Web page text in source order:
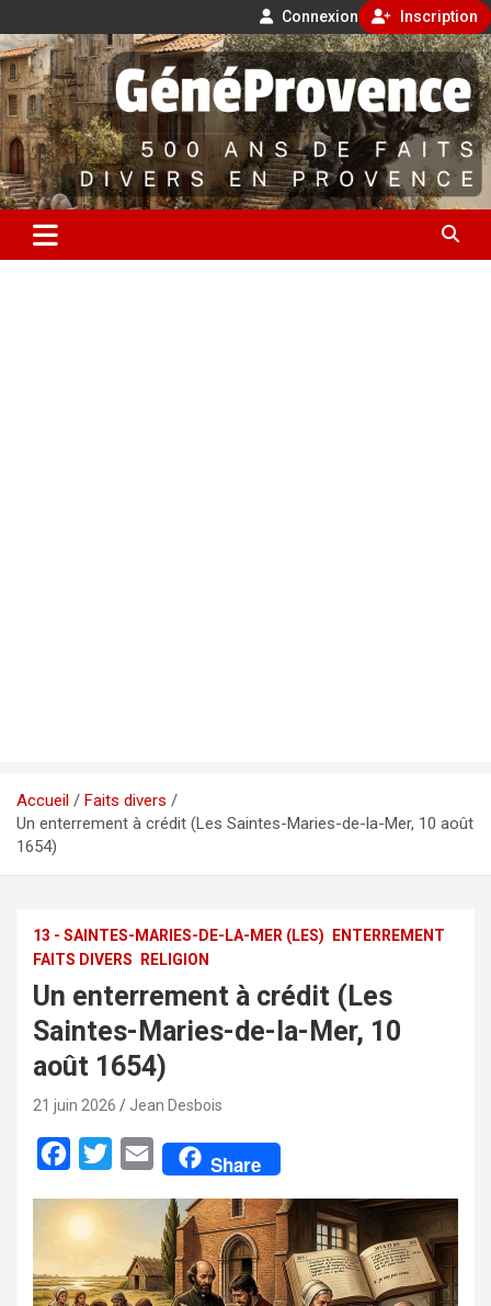
Connexion Inscription
Aller
au
contenu
GénéProvence
500 ans de faits divers en Provence
Accueil
Faits divers
Un enterrement à crédit (Les Saintes-Maries-de-la-Mer, 10 août
1654)
13 - SAINTES-MARIES-DE-LA-MER (LES)
ENTERREMENT
FAITS DIVERS
RELIGION
Un enterrement à crédit (Les
Saintes-Maries-de-la-Mer, 10
août 1654)
21 juin 2026 Jean Desbois
c
b
t
E
i
l
Share